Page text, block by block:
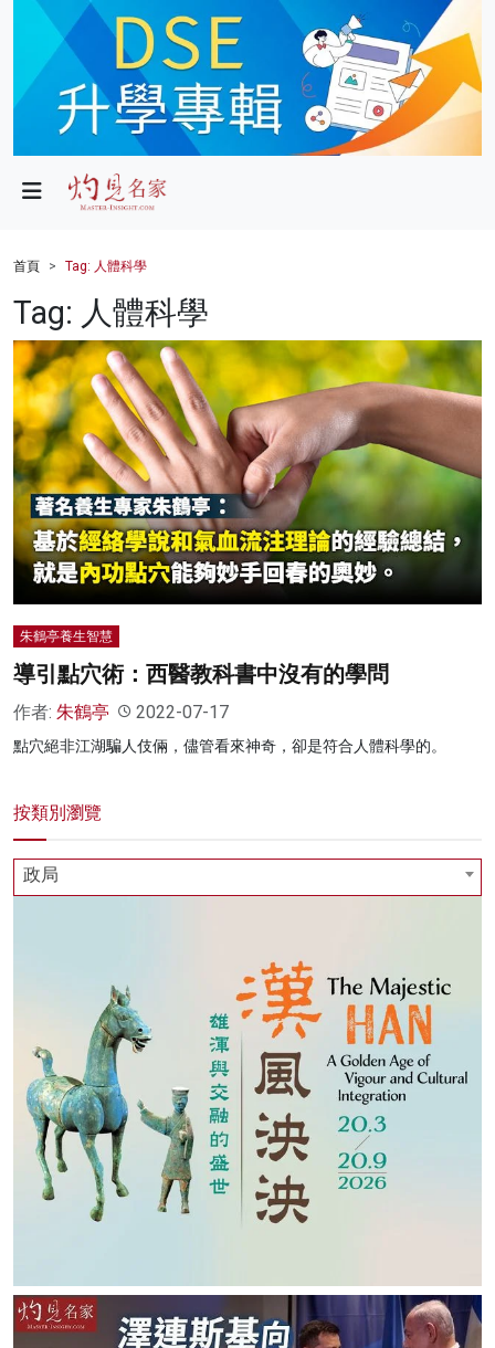
政局
財經
健康
商業
科技
影片
名家榜
灼見活動
首頁 Tag: 人體科學
Tag: 人體科學
朱鶴亭養生智慧
導引點穴術：西醫教科書中沒有的學問
作者: 朱鶴亭 2022-07-17
點穴絕非江湖騙人伎倆，儘管看來神奇，卻是符合人體科學的。
按類別瀏覽
政局